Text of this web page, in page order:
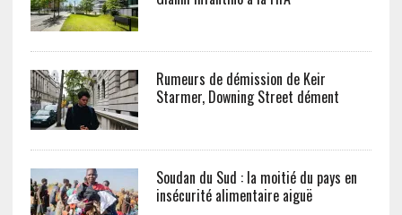
Rumeurs de démission de Keir
Starmer, Downing Street dément
Soudan du Sud : la moitié du pays en
insécurité alimentaire aiguë